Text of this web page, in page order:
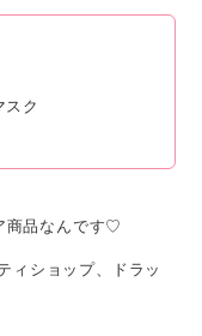
スク
商品なんです♡
ィショップ、ドラッ